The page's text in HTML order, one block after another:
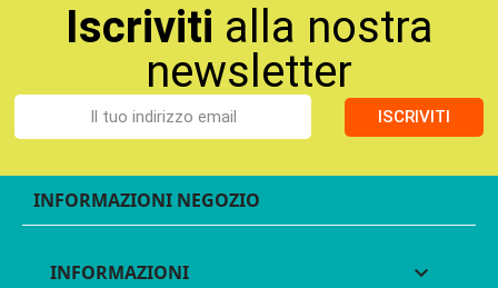
Iscriviti alla nostra
newsletter
ISCRIVITI
INFORMAZIONI NEGOZIO
INFORMAZIONI 